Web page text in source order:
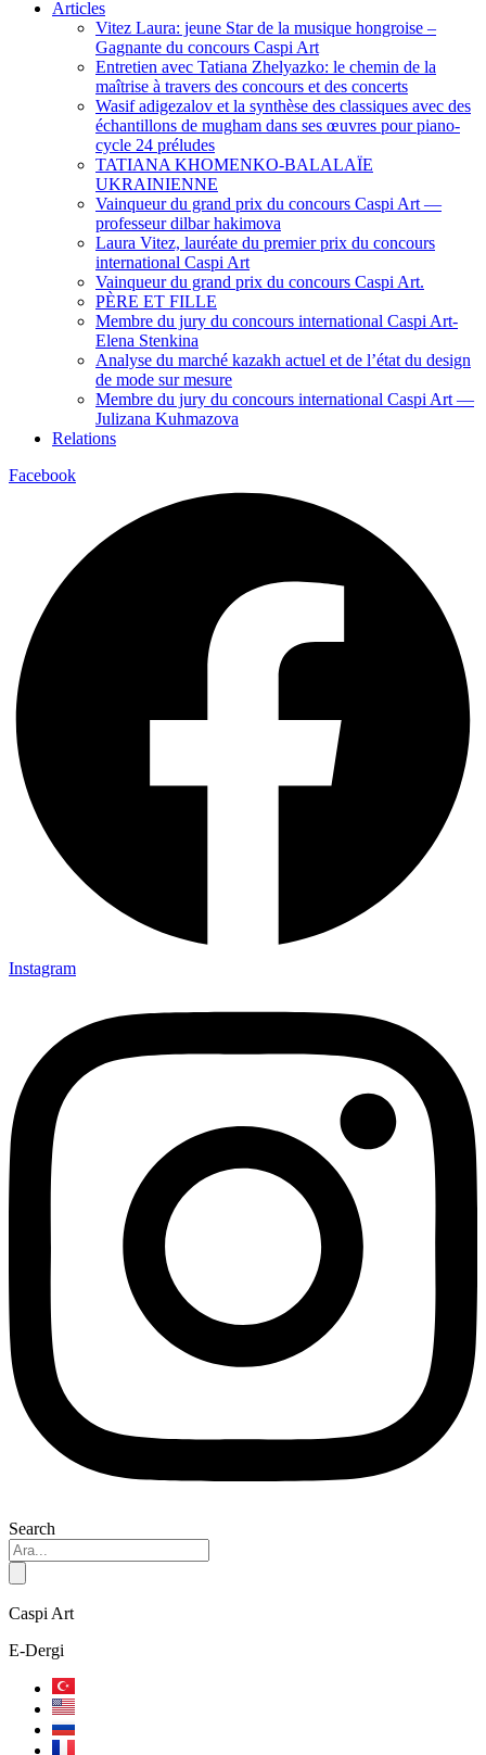
Articles
Vitez Laura: jeune Star de la musique hongroise –
Gagnante du concours Caspi Art
Entretien avec Tatiana Zhelyazko: le chemin de la
maîtrise à travers des concours et des concerts
Wasif adigezalov et la synthèse des classiques avec des
échantillons de mugham dans ses œuvres pour piano-
cycle 24 préludes
TATIANA KHOMENKO-BALALAÏE
UKRAINIENNE
Vainqueur du grand prix du concours Caspi Art —
professeur dilbar hakimova
Laura Vitez, lauréate du premier prix du concours
international Caspi Art
Vainqueur du grand prix du concours Caspi Art.
PÈRE ET FILLE
Membre du jury du concours international Caspi Art-
Elena Stenkina
Analyse du marché kazakh actuel et de l’état du design
de mode sur mesure
Membre du jury du concours international Caspi Art —
Julizana Kuhmazova
Relations
Facebook
Instagram
Search
Caspi Art
E-Dergi